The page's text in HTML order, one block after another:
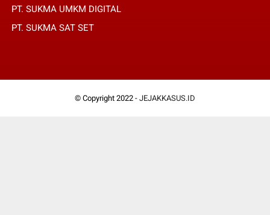
PT. SUKMA UMKM DIGITAL
PT. SUKMA SAT SET
© Copyright 2022 - JEJAKKASUS.ID